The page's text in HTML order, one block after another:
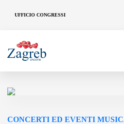
UFFICIO CONGRESSI
CONCERTI ED EVENTI